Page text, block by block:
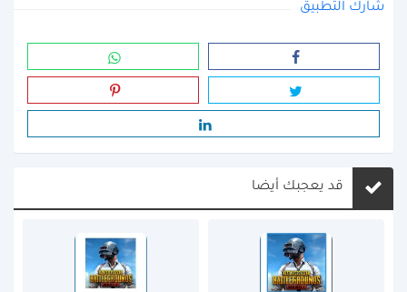
شارك التطبيق
قد يعجبك أيضا